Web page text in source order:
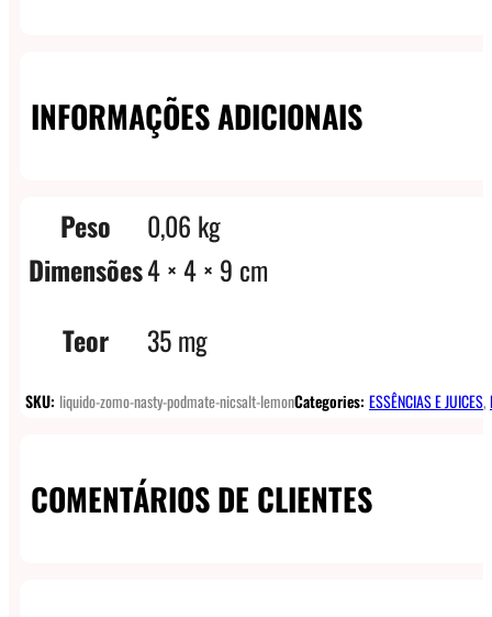
INFORMAÇÕES ADICIONAIS
Peso
0,06 kg
Dimensões4 × 4 × 9 cm
Teor
35 mg
SKU: liquido-zomo-nasty-podmate-nicsalt-lemonCategories: ESSÊNCIAS E JUICES,
COMENTÁRIOS DE CLIENTES